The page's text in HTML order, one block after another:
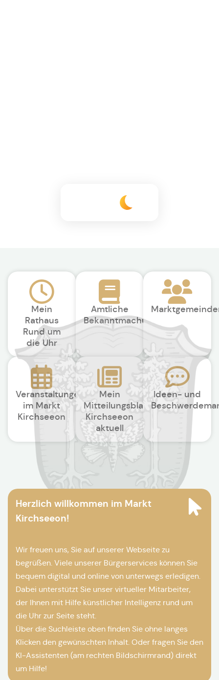
Mein
Rathaus
Rund um
die Uhr
Amtliche
Bekanntmachungen
Veranstaltungen
im Markt
Kirchseeon
Mein
Mitteilungsblatt
Kirchseeon
aktuell
Ideen- und
Herzlich willkommen im Markt
Kirchseeon!
Wir freuen uns, Sie auf unserer Webseite zu
begrüßen. Viele unserer Bürgerservices können Sie
bequem digital und online von unterwegs erledigen.
Dabei unterstützt Sie unser virtueller Mitarbeiter,
der Ihnen mit Hilfe künstlicher Intelligenz rund um
die Uhr zur Seite steht.
Über die Suchleiste oben finden Sie ohne langes
Klicken den gewünschten Inhalt. Oder fragen Sie den
KI-Assistenten (am rechten Bildschirmrand) direkt
um Hilfe!